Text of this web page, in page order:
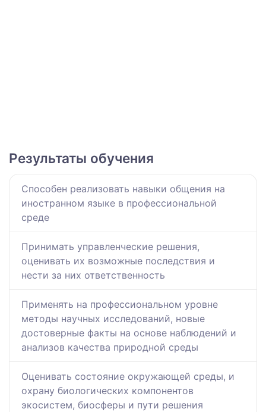
Результаты обучения
Способен реализовать навыки общения на
иностранном языке в профессиональной
среде
Принимать управленческие решения,
оценивать их возможные последствия и
нести за них ответственность
Применять на профессиональном уровне
методы научных исследований, новые
достоверные факты на основе наблюдений и
анализов качества природной среды
Оценивать состояние окружающей среды, и
охрану биологических компонентов
экосистем, биосферы и пути решения